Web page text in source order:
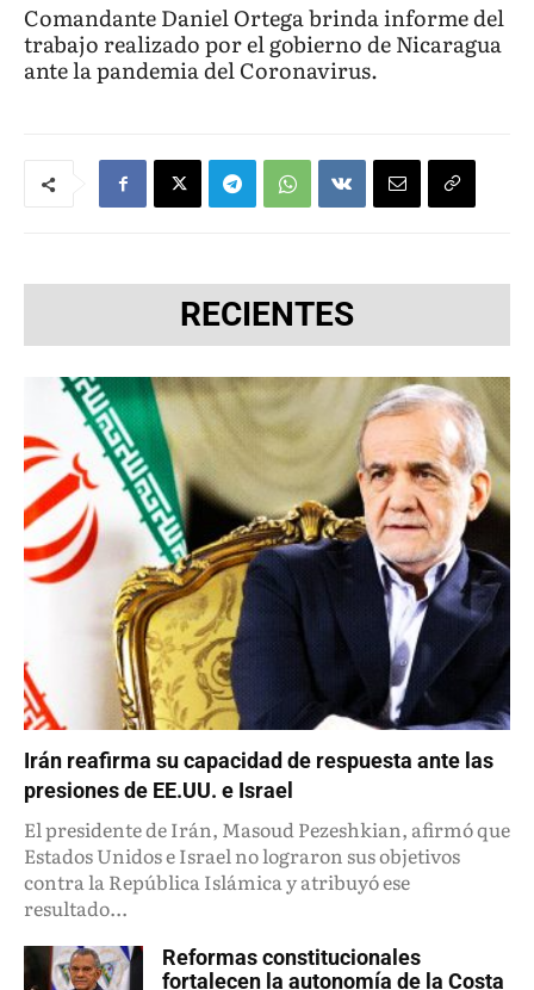
Comandante Daniel Ortega brinda informe del
trabajo realizado por el gobierno de Nicaragua
ante la pandemia del Coronavirus.
RECIENTES
Irán reafirma su capacidad de respuesta ante las
presiones de EE.UU. e Israel
El presidente de Irán, Masoud Pezeshkian, afirmó que
Estados Unidos e Israel no lograron sus objetivos
contra la República Islámica y atribuyó ese
resultado...
Reformas constitucionales
fortalecen la autonomía de la Costa